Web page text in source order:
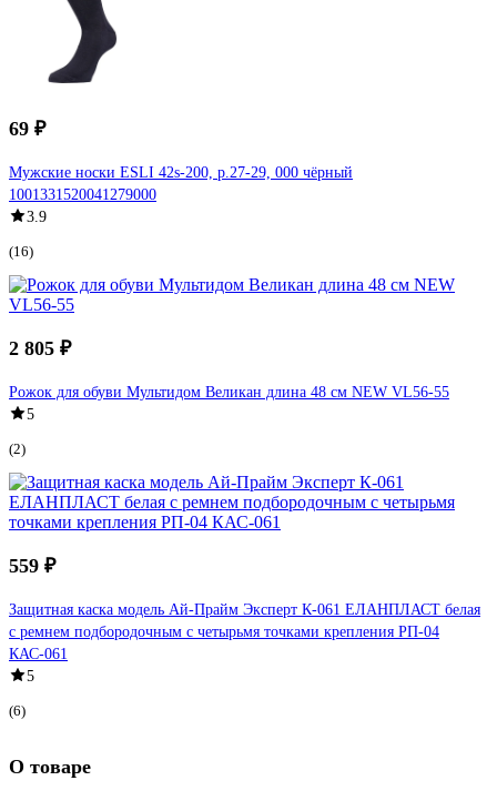
69 ₽
Мужские носки ESLI 42s-200, р.27-29, 000 чёрный
1001331520041279000
3.9
(16)
2 805 ₽
Рожок для обуви Мультидом Великан длина 48 см NEW VL56-55
5
(2)
559 ₽
Защитная каска модель Ай-Прайм Эксперт К-061 ЕЛАНПЛАСТ белая
с ремнем подбородочным с четырьмя точками крепления РП-04
КАС-061
5
(6)
О товаре